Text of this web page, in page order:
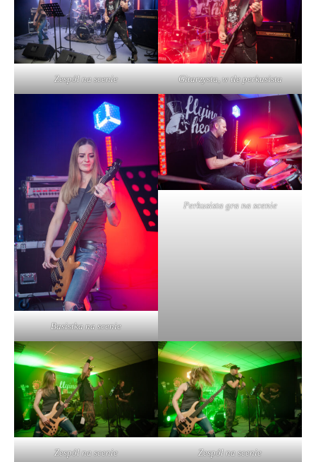
Zespół na scenie Gitarzysta, w tle perkusista
Basistka na scenie
Perkusista gra na scenie
Zespół na scenie Zespół na scenie